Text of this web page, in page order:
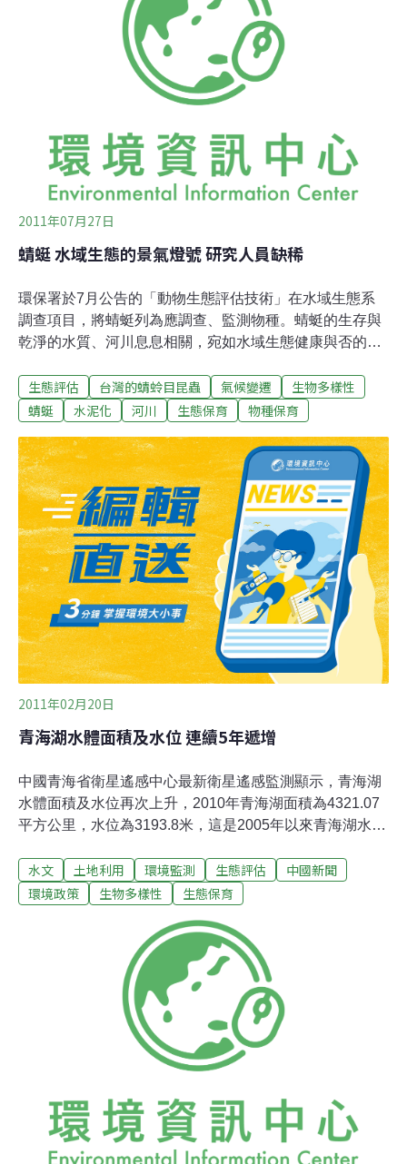
捉，這是眾人容易接觸到的資訊，形塑了對保育工作的認
知。實際上，保育工作運作的範疇更接地氣，存在於生態
與人為開發衝突最劇烈的區域，執行生態保育人員內心，
在保育初衷和利益關係之間承受巨大的衝突。生態保育具
有公共效益，若要犧牲私人利益恐難群起響應，故多由政
是政府保育工作重點區域，近年更將範圍擴及平原、淺山
丘陵區。然而，有存亡危機的生態系，既非深山的原始
2011年07月27日
蜻蜓 水域生態的景氣燈號 研究人員缺稀
環保署於7月公告的「動物生態評估技術」在水域生態系
調查項目，將蜻蜓列為應調查、監測物種。蜻蜓的生存與
乾淨的水質、河川息息相關，宛如水域生態健康與否的景
不易，使得投入研究的人少。隨著氣候極端化、河川水泥
化工程不斷，蜻蜓及水棲昆蟲生存岌岌可危，也為台灣環
灣民眾懷舊的情感，農業社會時代，蜻蜓曾充滿在農田水
溝旁，伴隨著潺潺溪水聲飛行。蜻蜓大部分都生活在無污
染的池塘、湖泊、水田或沼澤這類靜止水域的環境，以及
開闊的河川流動水域，只有1種樹穴蜻蜓居住在樹洞、木
桶，可說是健康、乾淨環境的象徵。但隨著土地開發，蜻
蜓的棲地不斷縮減，蜻蜓也一去不復返。研究少 無以為繼
台北市立動物園保育研究中心助理研究員陳賜隆、推廣組
研究助理唐欣潔，以及農委會林試所研究人員葉文琪，都
是少數幾位蜻蜓的研究調查者之一。陳賜隆表示，
生態評估 台灣的蜻蛉目昆蟲 氣候變遷
生物多樣性
蜻蜓
水泥化 河川 生態保育 物種保育
2011年02月20日
青海湖水體面積及水位 連續5年遞增
中國青海省衛星遙感中心最新衛星遙感監測顯示，青海湖
水體面積及水位再次上升，2010年青海湖面積為4321.07
平方公里，水位為3193.8米，這是2005年以來青海湖水體
東北部的青海湖是中國最大的內陸鹹水湖。由於氣溫變化
和人類活動影響，過去多年來青海湖水位持續下降，面積
進入持續增長期。青海湖是維繫青藏高原東北部生態安全
的重要水體，它不但可以阻擋西部荒漠化向東蔓延，更是
區域內最重要的氣候調節器，其生態環境特徵及演變在很
大程度上反映著青藏高原整體生態環境的變化趨勢，對柴
達木盆地、三江源、祁連山等地區均有較大影響。
水文 土地利用 環境監測 生態評估
中國新聞
環境政策
生物多樣性 生態保育